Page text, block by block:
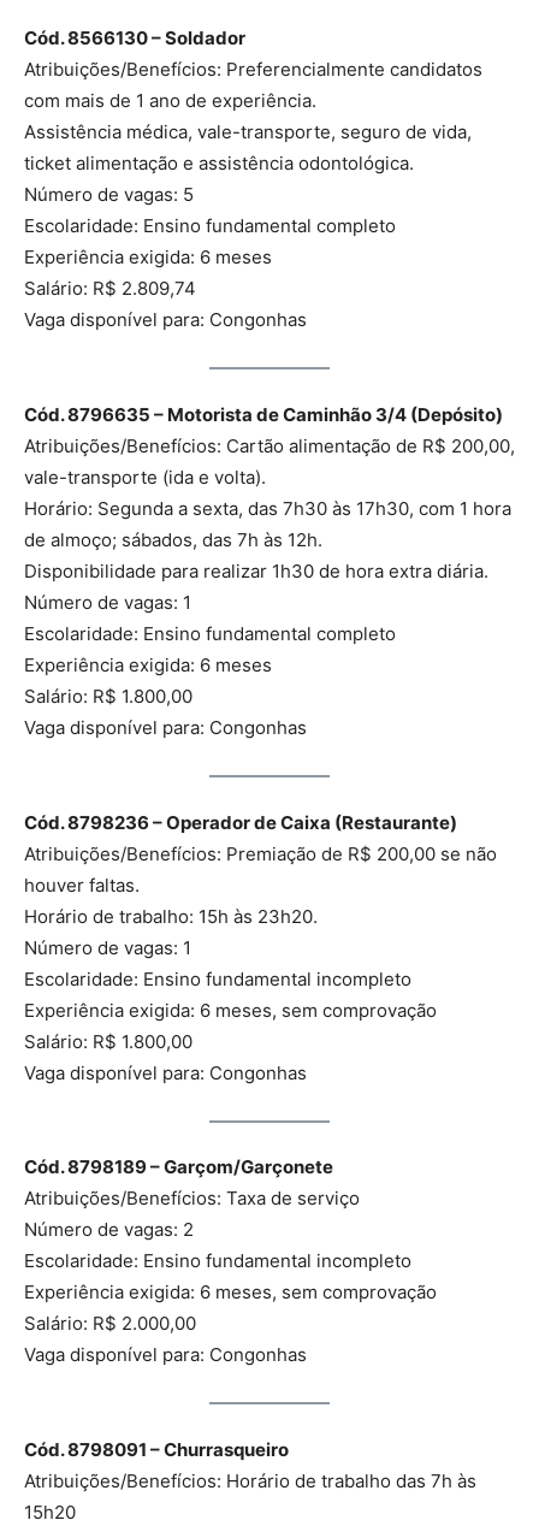
Cód. 8566130 – Soldador
Atribuições/Benefícios: Preferencialmente candidatos
com mais de 1 ano de experiência.
Assistência médica, vale-transporte, seguro de vida,
ticket alimentação e assistência odontológica.
Número de vagas: 5
Escolaridade: Ensino fundamental completo
Experiência exigida: 6 meses
Salário: R$ 2.809,74
Vaga disponível para: Congonhas
Cód. 8796635 – Motorista de Caminhão 3/4 (Depósito)
Atribuições/Benefícios: Cartão alimentação de R$ 200,00,
vale-transporte (ida e volta).
Horário: Segunda a sexta, das 7h30 às 17h30, com 1 hora
de almoço; sábados, das 7h às 12h.
Disponibilidade para realizar 1h30 de hora extra diária.
Número de vagas: 1
Escolaridade: Ensino fundamental completo
Experiência exigida: 6 meses
Salário: R$ 1.800,00
Vaga disponível para: Congonhas
Cód. 8798236 – Operador de Caixa (Restaurante)
Atribuições/Benefícios: Premiação de R$ 200,00 se não
houver faltas.
Horário de trabalho: 15h às 23h20.
Número de vagas: 1
Escolaridade: Ensino fundamental incompleto
Experiência exigida: 6 meses, sem comprovação
Salário: R$ 1.800,00
Vaga disponível para: Congonhas
Cód. 8798189 – Garçom/Garçonete
Atribuições/Benefícios: Taxa de serviço
Número de vagas: 2
Escolaridade: Ensino fundamental incompleto
Experiência exigida: 6 meses, sem comprovação
Salário: R$ 2.000,00
Vaga disponível para: Congonhas
Cód. 8798091 – Churrasqueiro
Atribuições/Benefícios: Horário de trabalho das 7h às
15h20